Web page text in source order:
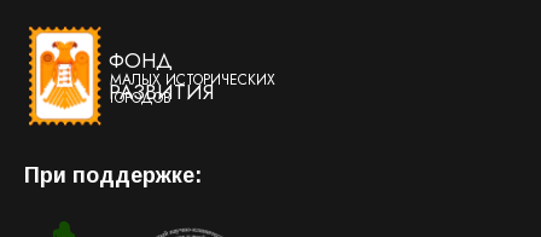
При поддержке:
МАЛЫХ ИСТОРИЧЕСКИХ
ГОРОДОВ
ФОНД
РАЗВИТИЯ